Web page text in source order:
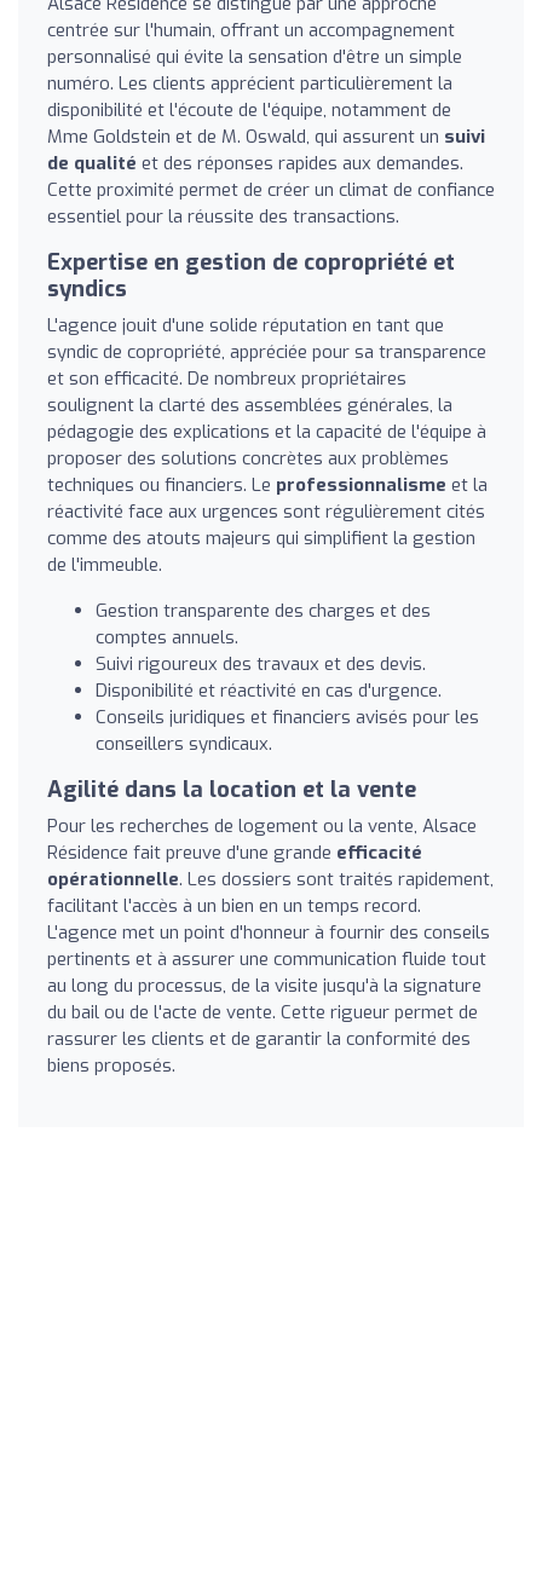
centrée sur l'humain, offrant un accompagnement
personnalisé qui évite la sensation d'être un simple
numéro. Les clients apprécient particulièrement la
disponibilité et l'écoute de l'équipe, notamment de
Mme Goldstein et de M. Oswald, qui assurent un suivi
de qualité et des réponses rapides aux demandes.
Cette proximité permet de créer un climat de confiance
essentiel pour la réussite des transactions.
Expertise en gestion de copropriété et
syndics
L'agence jouit d'une solide réputation en tant que
syndic de copropriété, appréciée pour sa transparence
et son efficacité. De nombreux propriétaires
soulignent la clarté des assemblées générales, la
pédagogie des explications et la capacité de l'équipe à
proposer des solutions concrètes aux problèmes
techniques ou financiers. Le professionnalisme et la
réactivité face aux urgences sont régulièrement cités
comme des atouts majeurs qui simplifient la gestion
de l'immeuble.
Gestion transparente des charges et des
comptes annuels.
Suivi rigoureux des travaux et des devis.
Disponibilité et réactivité en cas d'urgence.
Conseils juridiques et financiers avisés pour les
conseillers syndicaux.
Agilité dans la location et la vente
Pour les recherches de logement ou la vente, Alsace
Résidence fait preuve d'une grande efficacité
opérationnelle. Les dossiers sont traités rapidement,
facilitant l'accès à un bien en un temps record.
L'agence met un point d'honneur à fournir des conseils
pertinents et à assurer une communication fluide tout
au long du processus, de la visite jusqu'à la signature
du bail ou de l'acte de vente. Cette rigueur permet de
rassurer les clients et de garantir la conformité des
biens proposés.